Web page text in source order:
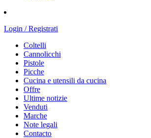
Login / Registrati
Coltelli
Cannolicchi
Pistole
Picche
Cucina e utensili da cucina
Offre
Ultime notizie
Venduti
Marche
Note legali
Contacto